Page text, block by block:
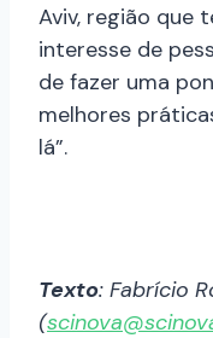
Aviv, região que
interesse de
de fazer uma
melhores
lá”.
Texto: Fabrício
(